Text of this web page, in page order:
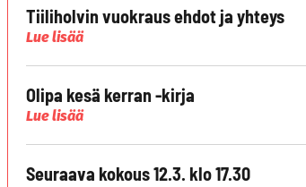
Tiiliholvin vuokraus ehdot ja yhteys
Lue lisää
Olipa kesä kerran -kirja
Lue lisää
Seuraava kokous 12.3. klo 17.30